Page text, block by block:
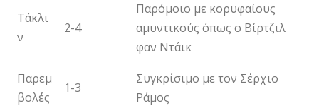
Τάκλι
ν
2-4
Παρόμοιο με κορυφαίους
αμυντικούς όπως ο Βίρτζιλ
φαν Ντάικ
Παρεμ
βολές
1-3
Συγκρίσιμο με τον Σέρχιο
Ράμος